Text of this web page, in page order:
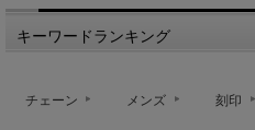
キーワードランキング
チェーン メンズ 刻印